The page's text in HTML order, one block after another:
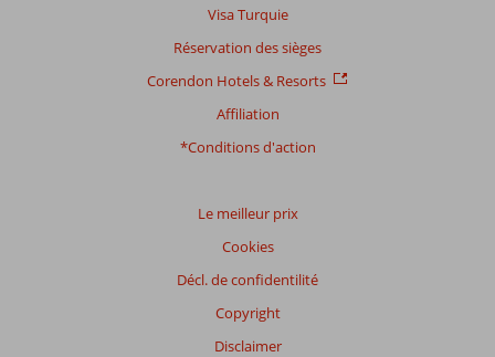
Visa Turquie
Réservation des sièges
Corendon Hotels & Resorts
Affiliation
*Conditions d'action
Le meilleur prix
Cookies
Décl. de confidentilité
Copyright
Disclaimer